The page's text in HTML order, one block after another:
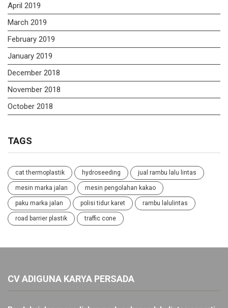
April 2019
March 2019
February 2019
January 2019
December 2018
November 2018
October 2018
TAGS
cat thermoplastik hydroseeding jual rambu lalu lintas
mesin marka jalan mesin pengolahan kakao
paku marka jalan polisi tidur karet rambu lalulintas
road barrier plastik traffic cone
CV ADIGUNA KARYA PERSADA